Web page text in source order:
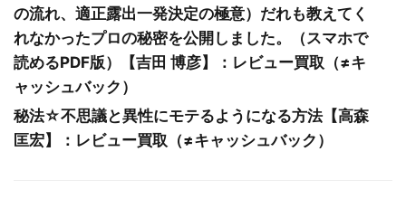
の流れ、適正露出一発決定の極意）だれも教えてく
れなかったプロの秘密を公開しました。（スマホで
読めるPDF版）【吉田 博彦】：レビュー買取（≠キ
ャッシュバック）
秘法☆不思議と異性にモテるようになる方法【高森
匡宏】：レビュー買取（≠キャッシュバック）